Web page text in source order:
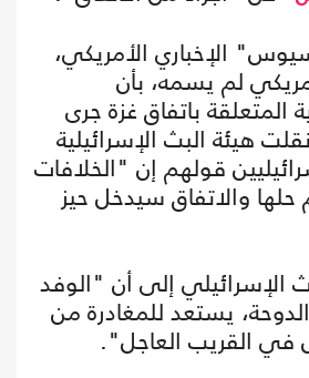
الإخباري الأمريكي،
لم يسمه، بأن
المتعلقة باتفاق غزة جرى
هيئة البث الإسرائيلية
قولهم إن "الخلافات
والاتفاق سيدخل حيز
الإسرائيلي إلى أن "الوفد
يستعد للمغادرة من
في القريب العاجل".